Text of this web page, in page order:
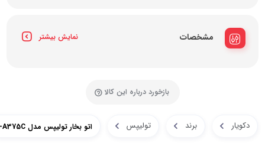
مشخصات نمایش بیشتر
بازخورد درباره این کالا
دکویار برند تولیپس اتو بخار تولیپس مدل SI-A375C